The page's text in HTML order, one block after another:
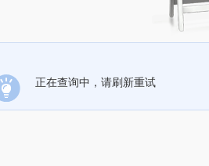
正在查询中，请刷新重试